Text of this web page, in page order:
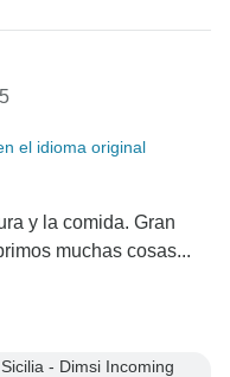
el idioma original
y la comida. Gran
muchas cosas...
- Dimsi Incoming